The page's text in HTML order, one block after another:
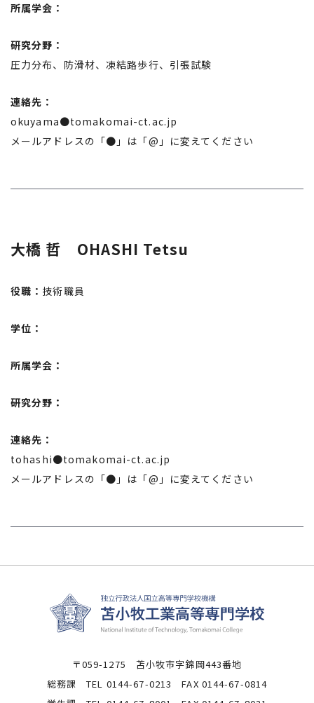
所属学会：
研究分野：
圧力分布、防滑材、凍結路歩行、引張試験
連絡先：
okuyama●tomakomai-ct.ac.jp
メールアドレスの「●」は「@」に変えてください
大橋 哲 OHASHI Tetsu
役職： 技術職員
学位：
所属学会：
研究分野：
連絡先：
tohashi●tomakomai-ct.ac.jp
メールアドレスの「●」は「@」に変えてください
〒059-1275 苫小牧市字錦岡443番地
総務課 TEL 0144-67-0213 FAX 0144-67-0814